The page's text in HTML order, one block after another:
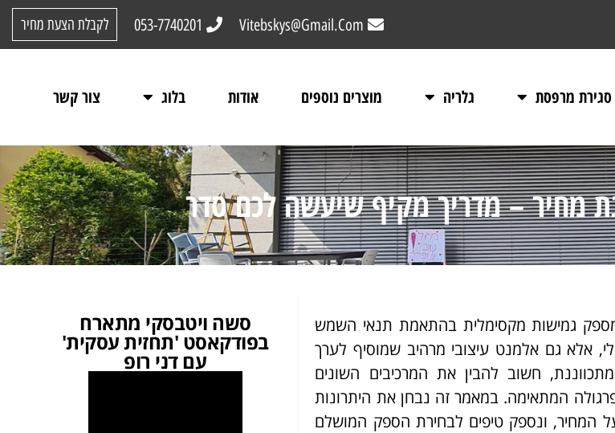
Vitebskys@Gmail.Com
053-7740201 לקבלת הצעת מחיר
סגירת מרפסת גלריה מוצרים נוספים אודות בלוג צור קשר
מחיר – מדריך מקיף שיעשה לכם סדר
גמישות מקסימלית בהתאמת תנאי השמש
אלא גם אלמנט עיצובי מרהיב שמוסיף לערך
חשוב להבין את המרכיבים השונים
המתאימה. במאמר זה נבחן את היתרונות
על המחיר, ונספק טיפים לבחירת הספק המושלם
סשה ויטבסקי מתארח
בפודקאסט 'תחזית עסקית'
עם דני רופ